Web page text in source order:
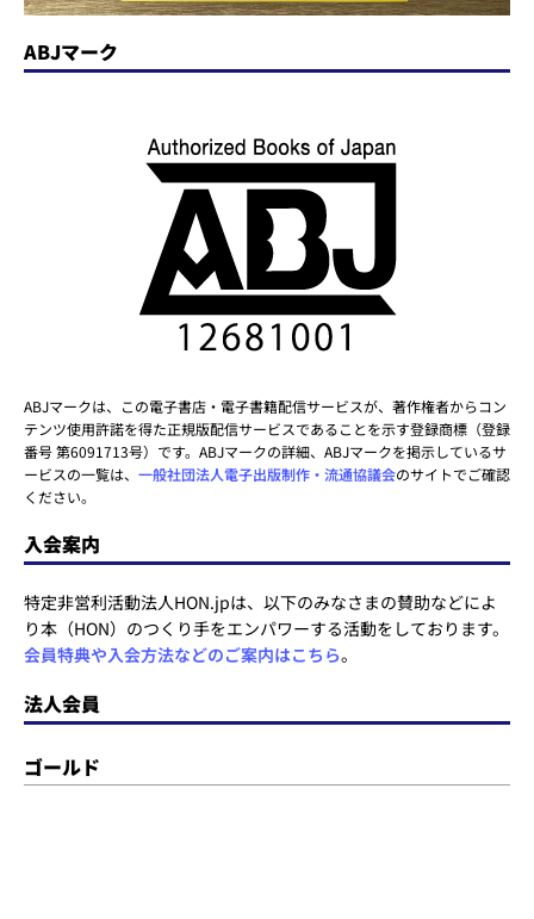
ABJマーク
ABJマークは、この電子書店・電子書籍配信サービスが、著作権者からコン
テンツ使用許諾を得た正規版配信サービスであることを示す登録商標（登録
番号 第6091713号）です。ABJマークの詳細、ABJマークを掲示しているサ
ービスの一覧は、 一般社団法人電子出版制作・流通協議会のサイトでご確認
ください。
入会案内
特定非営利活動法人HON.jpは、以下のみなさまの賛助などによ
り本（HON）のつくり手をエンパワーする活動をしております。
会員特典や入会方法などのご案内はこちら。
法人会員
ゴールド